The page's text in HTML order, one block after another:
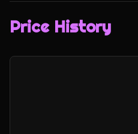
Price History